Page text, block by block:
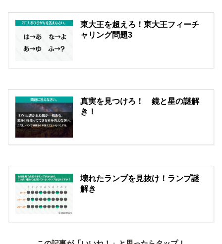
東大王を超えろ！東大王フィーチ
ャリング問題3
真実を見つけろ！ 鏡と星の謎解
き！
壊れたランプを見抜け！ランプ謎
解き